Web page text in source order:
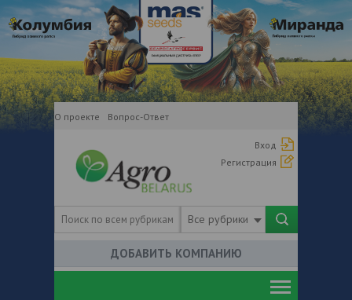
О проекте Вопрос-Ответ
Вход
Регистрация
Все рубрики
ДОБАВИТЬ КОМПАНИЮ